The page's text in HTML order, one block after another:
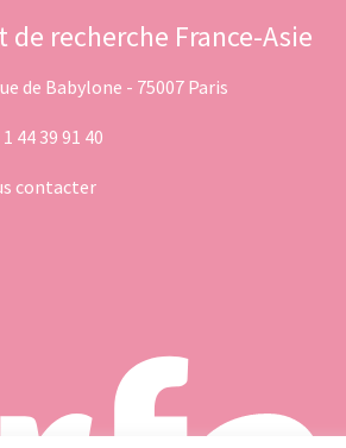
recherche France-Asie
de Babylone - 75007 Paris
44 39 91 40
contacter